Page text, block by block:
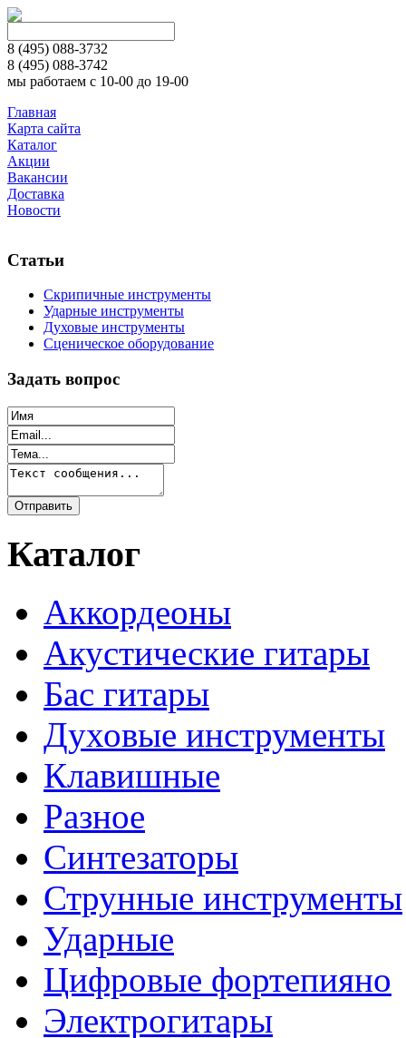
8 (495) 088-3732
8 (495) 088-3742
мы работаем с 10-00 до 19-00
Главная
Карта сайта
Каталог
Акции
Вакансии
Доставка
Новости
Статьи
Скрипичные инструменты
Ударные инструменты
Духовые инструменты
Сценическое оборудование
Задать вопрос
Каталог
Аккордеоны
Акустические гитары
Бас гитары
Духовые инструменты
Клавишные
Разное
Синтезаторы
Струнные инструменты
Ударные
Цифровые фортепияно
Электрогитары